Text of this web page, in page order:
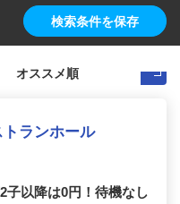
検索条件を保存
ランホール
子以降は0円！待機なし